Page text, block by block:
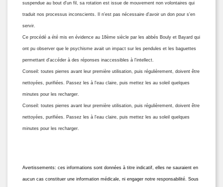
suspendue au bout d'un fil, sa rotation est issue de mouvement non volontaires qui
traduit nos processus inconscients. Il n'est pas nécessaire d'avoir un don pour s'en
servir.
Ce procédé a été mis en évidence au 18ème siècle par les abbés Bouly et Bayard qui
ont pu observer que le psychisme avait un impact sur les pendules et les baguettes
permettant d'accéder à des réponses inaccessibles à l'intellect.
Conseil: toutes pierres avant leur première utilisation, puis régulièrement, doivent être
nettoyées, purifiées. Passez les à l'eau claire, puis mettez les au soleil quelques
minutes pour les recharger.
Conseil: toutes pierres avant leur première utilisation, puis régulièrement, doivent être
nettoyées, purifiées. Passez les à l'eau claire, puis mettez les au soleil quelques
minutes pour les recharger.
Avertissements: ces informations sont données à titre indicatif, elles ne sauraient en
aucun cas constituer une information médicale, ni engager notre responsabilité. Sous